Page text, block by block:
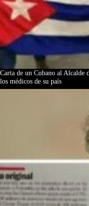
Carta de un Cubano al Alcalde
los médicos de su país